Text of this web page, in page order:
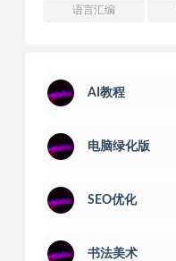
语言汇编
AI教程
电脑绿化版
SEO优化
书法美术